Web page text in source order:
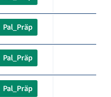
Pal_Präp
Pal_Präp
Pal_Präp